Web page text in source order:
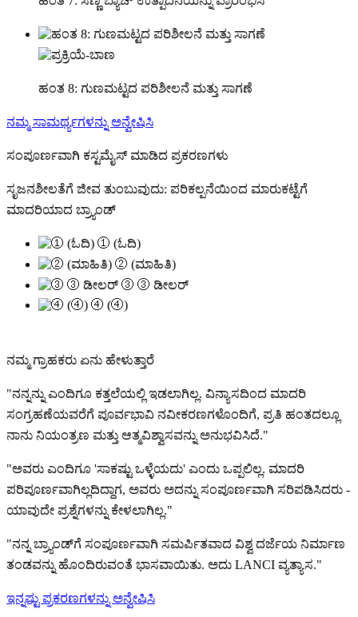
ಹಂತ 8: ಗುಣಮಟ್ಟದ ಪರಿಶೀಲನೆ ಮತ್ತು ಸಾಗಣೆ
ನಮ್ಮ ಸಾಮರ್ಥ್ಯಗಳನ್ನು ಅನ್ವೇಷಿಸಿ
ಸಂಪೂರ್ಣವಾಗಿ ಕಸ್ಟಮೈಸ್ ಮಾಡಿದ ಪ್ರಕರಣಗಳು
ಸೃಜನಶೀಲತೆಗೆ ಜೀವ ತುಂಬುವುದು: ಪರಿಕಲ್ಪನೆಯಿಂದ ಮಾರುಕಟ್ಟೆಗೆ
ಮಾದರಿಯಾದ ಬ್ರ್ಯಾಂಡ್
① (ಓದಿ)
② (ಮಾಹಿತಿ)
③ ③ ಡೀಲರ್
④ (④)
ನಮ್ಮ ಗ್ರಾಹಕರು ಏನು ಹೇಳುತ್ತಾರೆ
"ನನ್ನನ್ನು ಎಂದಿಗೂ ಕತ್ತಲೆಯಲ್ಲಿ ಇಡಲಾಗಿಲ್ಲ. ವಿನ್ಯಾಸದಿಂದ ಮಾದರಿ
ಸಂಗ್ರಹಣೆಯವರೆಗೆ ಪೂರ್ವಭಾವಿ ನವೀಕರಣಗಳೊಂದಿಗೆ, ಪ್ರತಿ ಹಂತದಲ್ಲೂ
ನಾನು ನಿಯಂತ್ರಣ ಮತ್ತು ಆತ್ಮವಿಶ್ವಾಸವನ್ನು ಅನುಭವಿಸಿದೆ."
"ಅವರು ಎಂದಿಗೂ 'ಸಾಕಷ್ಟು ಒಳ್ಳೆಯದು' ಎಂದು ಒಪ್ಪಲಿಲ್ಲ. ಮಾದರಿ
ಪರಿಪೂರ್ಣವಾಗಿಲ್ಲದಿದ್ದಾಗ, ಅವರು ಅದನ್ನು ಸಂಪೂರ್ಣವಾಗಿ ಸರಿಪಡಿಸಿದರು -
ಯಾವುದೇ ಪ್ರಶ್ನೆಗಳನ್ನು ಕೇಳಲಾಗಿಲ್ಲ."
"ನನ್ನ ಬ್ರ್ಯಾಂಡ್‌ಗೆ ಸಂಪೂರ್ಣವಾಗಿ ಸಮರ್ಪಿತವಾದ ವಿಶ್ವ ದರ್ಜೆಯ ನಿರ್ಮಾಣ
ತಂಡವನ್ನು ಹೊಂದಿರುವಂತೆ ಭಾಸವಾಯಿತು. ಅದು LANCI ವ್ಯತ್ಯಾಸ."
ಇನ್ನಷ್ಟು ಪ್ರಕರಣಗಳನ್ನು ಅನ್ವೇಷಿಸಿ